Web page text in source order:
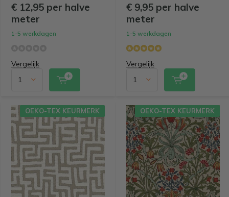
€ 12,95 per halve
meter
1-5 werkdagen
Vergelijk
€ 9,95 per halve
meter
1-5 werkdagen
Vergelijk
OEKO-TEX KEURMERK OEKO-TEX KEURMERK